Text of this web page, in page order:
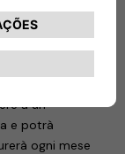
e Wekiwi, si
collegata
a un
e potrà
ogni mese